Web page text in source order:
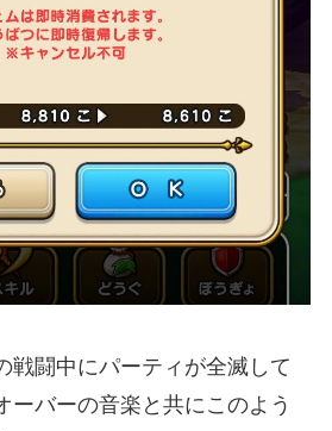
戦闘中にパーティが全滅して
ーバーの音楽と共にこのよう